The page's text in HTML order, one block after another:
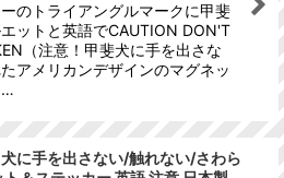
のトライアングルマークに甲斐
ットと英語でCAUTION DON'T
（注意！甲斐犬に手を出さな
アメリカンデザインのマグネッ
…
に手を出さない/触れない/さわら